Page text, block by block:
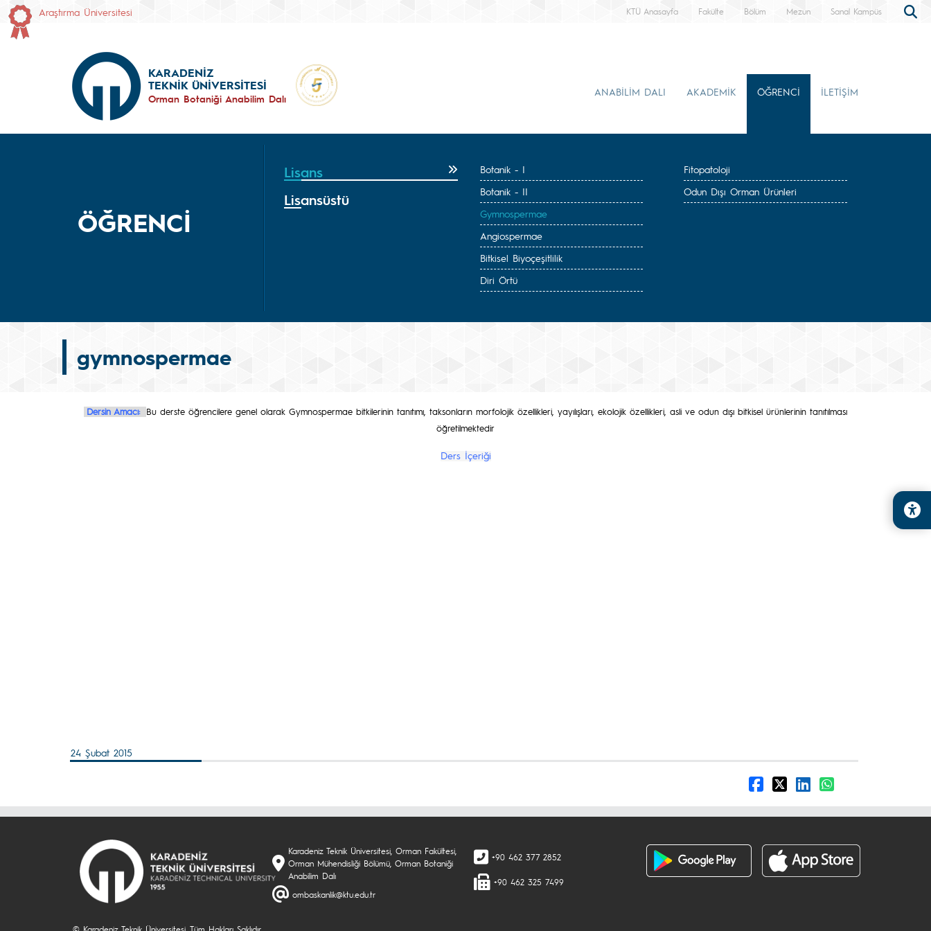
Araştırma Üniversitesi KTÜ Anasayfa Fakülte Bölüm Mezun Sanal Kampüs
KARADENİZ
TEKNİK ÜNİVERSİTESİ
Orman Botaniği Anabilim Dalı
ANABİLİM DALI AKADEMİK ÖĞRENCİ İLETİŞİM
ÖĞRENCİ
Lisans
Lisansüstü
Botanik - I
Botanik - II
Gymnospermae
Angiospermae
Bitkisel Biyoçeşitlilik
Diri Örtü
Fitopatoloji
Odun Dışı Orman Ürünleri
gymnospermae
Dersin Amacı: Bu derste öğrencilere genel olarak Gymnospermae bitkilerinin tanıtımı, taksonların morfolojik özellikleri, yayılışları, ekolojik özellikleri, asli ve odun dışı bitkisel ürünlerinin tanıtılması
öğretilmektedir
Ders İçeriği
24 Şubat 2015
Karadeniz Teknik Üniversitesi, Orman Fakültesi,
Orman Mühendisliği Bölümü, Orman Botaniği
Anabilim Dalı
ombaskanlik@ktu.edu.tr
+90 462 377 2852
+90 462 325 7499